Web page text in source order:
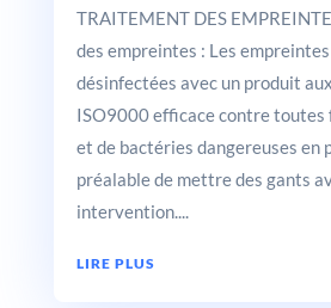
TRAITEMENT DES
des empreintes : Les
désinfectées avec un produit
ISO9000 efficace contre toutes
et de bactéries dangereuses en
préalable de mettre des gants
intervention....
LIRE PLUS